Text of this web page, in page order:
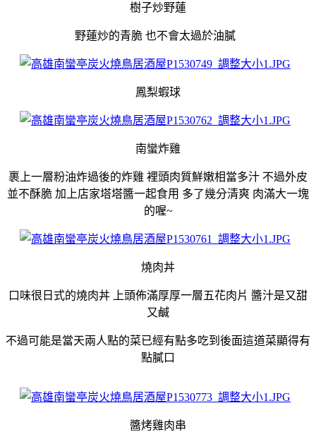
樹子炒野蓮
野蓮炒的青脆 也不會太過於油膩
鳳梨蝦球
南蠻炸雞
裹上一層粉油炸過後的炸雞 裡頭肉質鮮嫩相當多汁 不過外皮
並不酥脆 加上店家塔塔醬一起食用 多了幾分清爽 肉滿大一塊
的喔~
燒肉丼
口味很日式的燒肉丼 上頭佈滿厚厚一層五花肉片 醬汁是又甜
又鹹
不過可能是當天兩人點的菜已經有點多吃到後面這道菜顯得有
點膩口
醬烤雞肉串